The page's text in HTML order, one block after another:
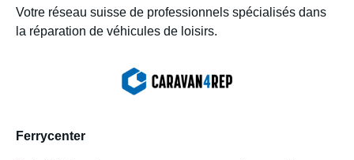
Votre réseau suisse de professionnels spécialisés dans
la réparation de véhicules de loisirs.
Ferrycenter